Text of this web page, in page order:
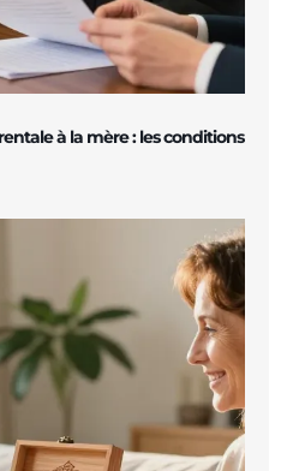
à la mère : les conditions